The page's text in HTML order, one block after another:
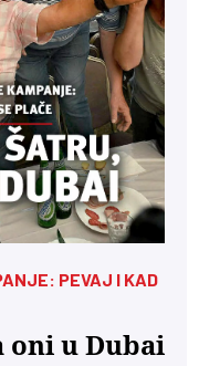
PEVAJ I KAD
oni u Dubai